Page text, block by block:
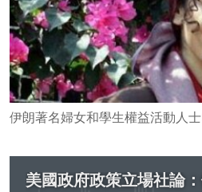
MIDDLE EAST
DEMOCRACY AND
ECONOMY AND TRADE
ENVIRONMENT AND HEALTH
IDEALS AND INSTITUTIONS
伊朗著名婦女和學生權益活動人